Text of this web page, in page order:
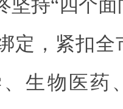
坚持“四个
定，紧扣全
生物医药